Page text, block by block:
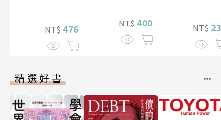
NT$ 476 NT$ 400 NT$
精選好書